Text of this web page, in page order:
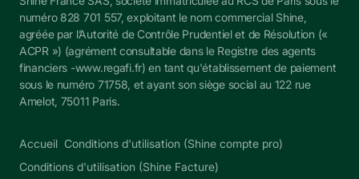
numéro 828 701 557, exploitant le nom commercial Shine,
agréée par l’Autorité de Contrôle Prudentiel et de Résolution («
ACPR ») (agrément consultable dans le Registre des agents
financiers -www.regafi.fr) en tant qu'établissement de paiement
sous le numéro 71758 , et ayant son siège social au 122 rue
Amelot, 75011 Paris.
Accueil Conditions d'utilisation (Shine compte pro)
Conditions d'utilisation (Shine Facture)